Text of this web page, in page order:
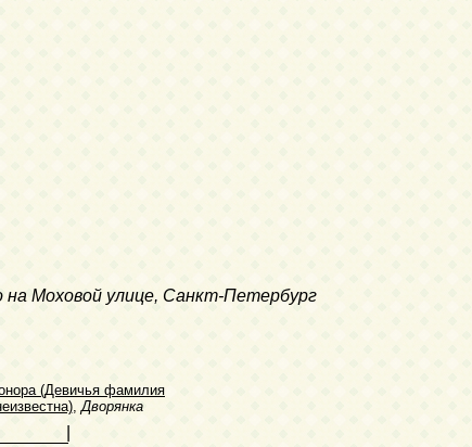
на Моховой улице, Санкт-Петербург
(Девичья фамилия
, Дворянка